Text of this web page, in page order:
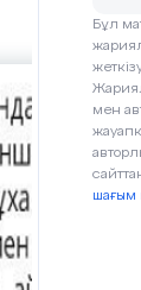
Бұл
мен
шағым